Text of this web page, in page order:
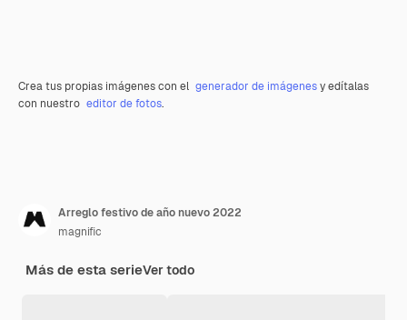
Crea tus propias imágenes con el generador de imágenesy edítalas
con nuestro editor de fotos.
Arreglo festivo de año nuevo 2022
magnific
Más de esta serieVer todo